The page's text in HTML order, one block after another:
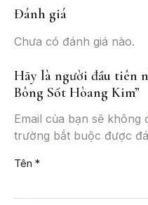
Đánh giá
Chưa có đánh giá nào.
Hãy là người đầu tiên
Bông Sốt Hòang Kim”
Email của bạn sẽ
trường bắt buộc được
Tên *